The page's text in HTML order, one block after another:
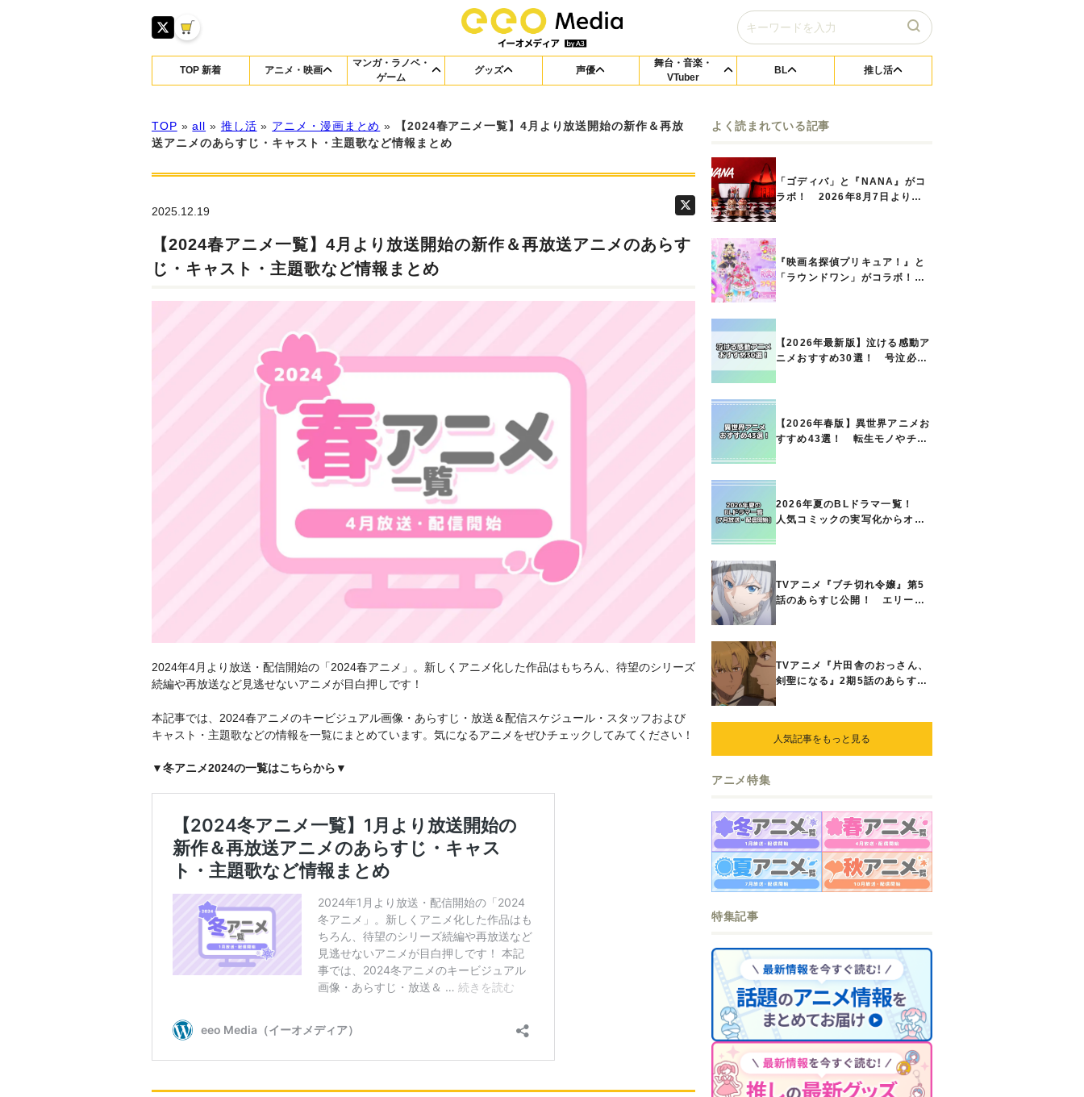
TOP 新着 アニメ・映画
マンガ・ラノベ・
ゲーム
グッズ 声優
舞台・音楽・
VTuber
BL 推し活
TOP »all » 推し活 » アニメ・漫画まとめ »
【2024春アニメ一覧】4月より放送開始の新作＆再放
送アニメのあらすじ・キャスト・主題歌など情報まとめ
2025.12.19
【2024春アニメ一覧】4月より放送開始の新作＆再放送アニメのあらす
じ・キャスト・主題歌など情報まとめ
2024年4月より放送・配信開始の「2024春アニメ」。新しくアニメ化した作品はもちろん、待望のシリーズ
続編や再放送など見逃せないアニメが目白押しです！
本記事では、2024春アニメのキービジュアル画像・あらすじ・放送＆配信スケジュール・スタッフおよび
キャスト・主題歌などの情報を一覧にまとめています。気になるアニメをぜひチェックしてみてください！
▼冬アニメ2024の一覧はこちらから▼
よく読まれている記事
「ゴディバ」と『NANA』がコ
ラボ！ 2026年8月7日よりシ
『映画名探偵プリキュア！』と
「ラウンドワン」がコラボ！
【2026年最新版】泣ける感動ア
ニメおすすめ30選！ 号泣必須
【2026年春版】異世界アニメお
すすめ43選！ 転生モノやチー
2026年夏のBLドラマ一覧！
人気コミックの実写化からオリ
TVアニメ『ブチ切れ令嬢』第5
話のあらすじ公開！ エリーの
TVアニメ『片田舎のおっさん、
剣聖になる』2期5話のあらすじ
人気記事をもっと見る
アニメ特集
特集記事